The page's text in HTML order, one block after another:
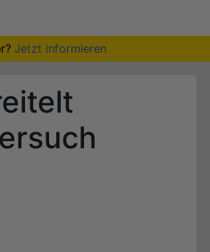
Jetzt informieren